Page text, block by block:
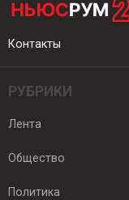
Контакты
РУБРИКИ
Лента
Общество
Политика